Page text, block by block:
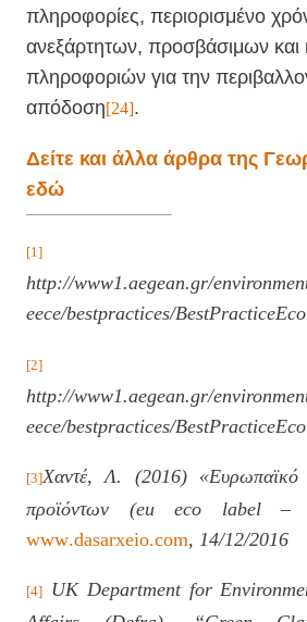
πληροφορίες, περιορισμένο
ανεξάρτητων, προσβάσιμων και
πληροφοριών για την
απόδοση[24].
Δείτε και άλλα άρθρα της
εδώ
[1]
http://www1.aegean.gr/
eece/bestpractices/
[2]
http://www1.aegean.gr/
eece/bestpractices/
[3]Χαντέ, Λ. (2016) «Ευρωπαϊκό
προϊόντων (eu eco label–
www.dasarxeio.com, 14/12/2016
[4] UK Department for